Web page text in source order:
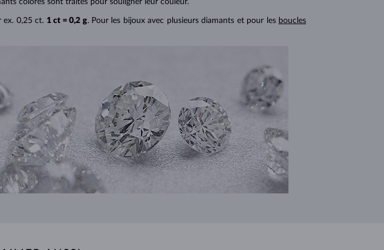
ex. 0,25 ct. 1 ct = 0,2 g. Pour les bijoux avec plusieurs diamants et pour les boucles